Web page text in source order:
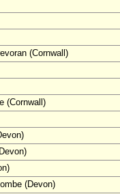
(Cornwall)
(Cornwall)
(Devon)